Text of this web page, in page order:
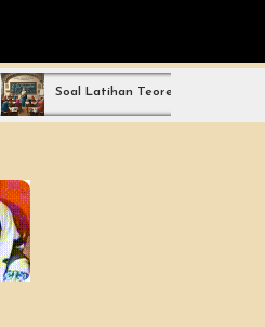
Soal Latihan Teorema Phytagoras by